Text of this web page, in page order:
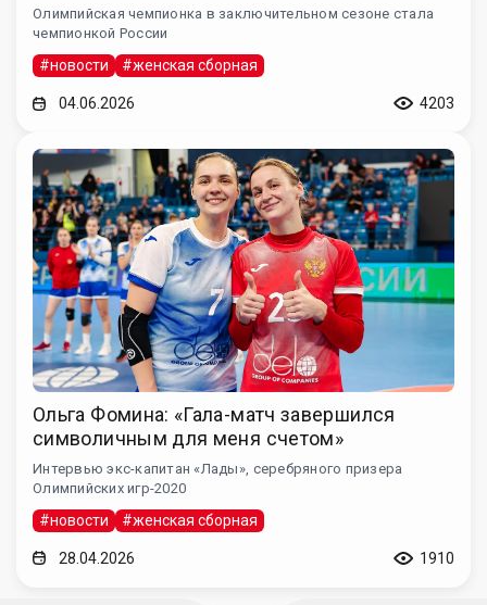
Олимпийская чемпионка в заключительном сезоне стала
чемпионкой России
#новости #женская сборная
04.06.2026 4203
Ольга Фомина: «Гала-матч завершился
символичным для меня счетом»
Интервью экс-капитан «Лады», серебряного призера
Олимпийских игр-2020
#новости #женская сборная
28.04.2026 1910